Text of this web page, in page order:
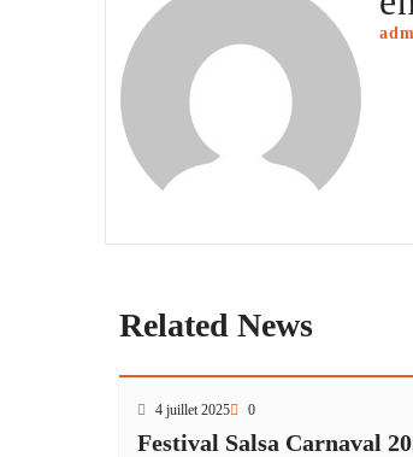
Related News
4 juillet 2025 0
Festival Salsa Carnaval